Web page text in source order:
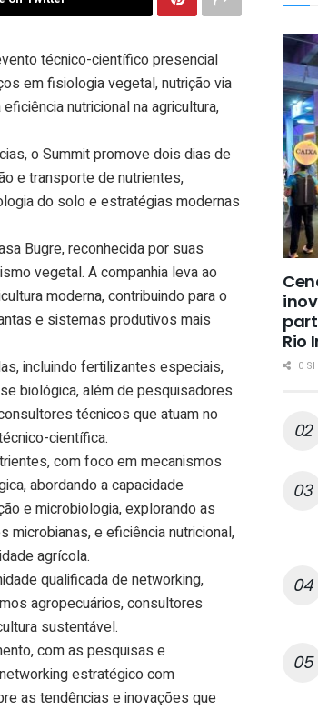
técnico-científico presencial
em fisiologia vegetal, nutrição via
nutricional na agricultura,
o Summit promove dois dias de
e transporte de nutrientes,
do solo e estratégias modernas
Bugre, reconhecida por suas
vegetal. A companhia leva ao
moderna, contribuindo para o
e sistemas produtivos mais
incluindo fertilizantes especiais,
biológica, além de pesquisadores
técnicos que atuam no
científica.
com foco em mecanismos
abordando a capacidade
e microbiologia, explorando as
e eficiência nutricional,
agrícola.
qualificada de networking,
agropecuários, consultores
sustentável.
com as pesquisas e
estratégico com
as tendências e inovações que
Rio
0